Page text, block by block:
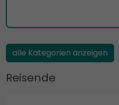
alle Kategorien anzeigen
Reisende